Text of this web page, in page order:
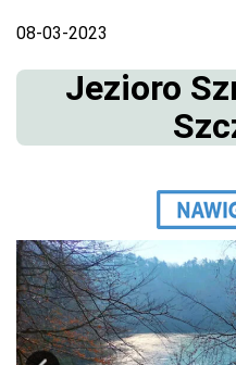
08-03-2023
Jezioro